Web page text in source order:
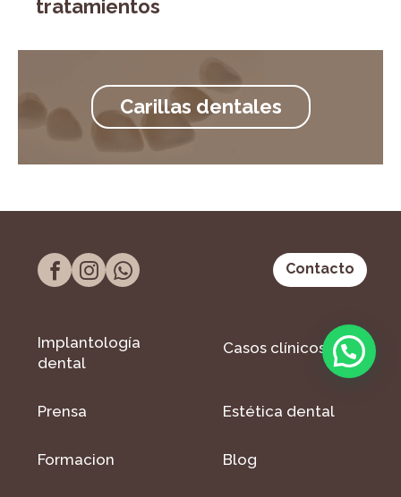
tratamientos
Carillas dentales
Contacto
Implantología
dental
Casos clínicos
Prensa Estética dental
Formacion Blog